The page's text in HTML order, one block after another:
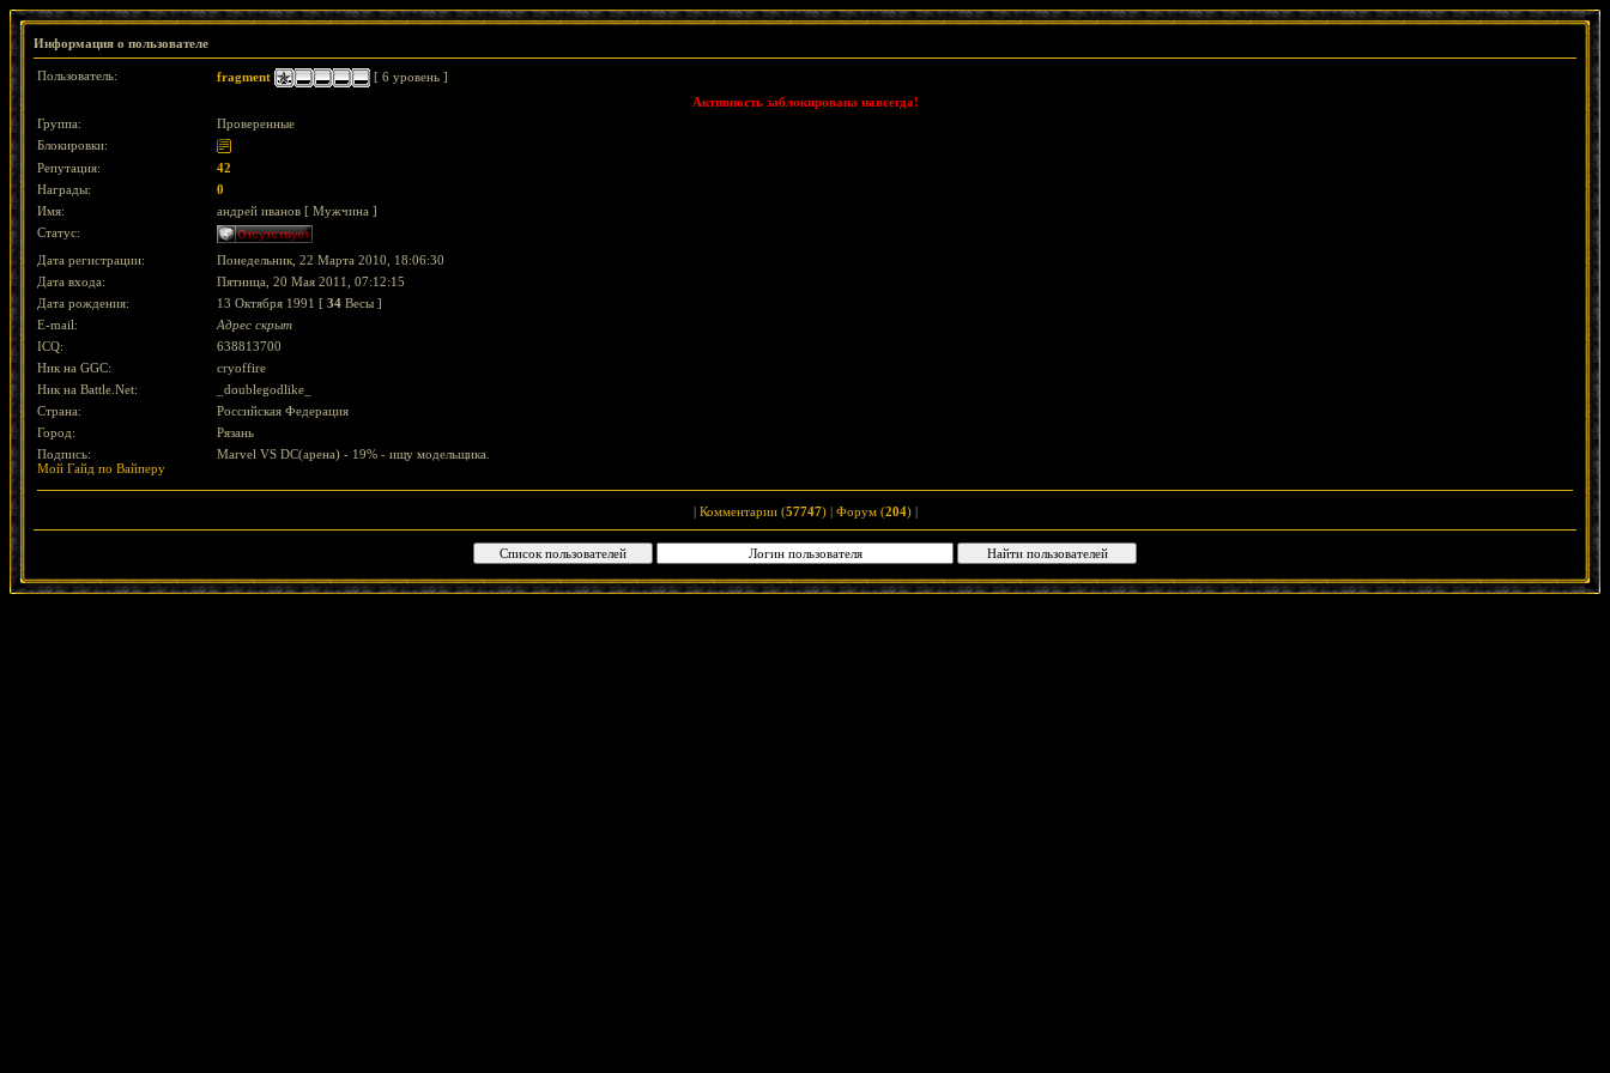
Информация о пользователе
Пользователь: fragment
[ 6 уровень ]
Активность заблокирована навсегда!
Группа:
Проверенные
Блокировки:
Репутация:
42
Награды:
0
Имя:
андрей иванов [ Мужчина ]
Статус:
Дата регистрации:
Понедельник, 22 Марта 2010, 18:06:30
Дата входа:
Пятница, 20 Мая 2011, 07:12:15
Дата рождения:
13 Октября 1991 [ 34 Весы ]
E-mail:
Адрес скрыт
ICQ:
638813700
Ник на GGC:
cryoffire
Ник на Battle.Net:
_doublegodlike_
Страна:
Российская Федерация
Город:
Рязань
Подпись:
Marvel VS DC(арена) - 19% - ищу модельщика.
Mой Гайд по Вайперу
Комментарии (57747)| Форум (204)|